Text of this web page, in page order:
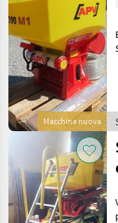
Macchina nuova